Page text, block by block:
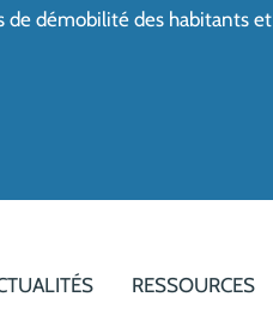
démobilité des habitants et
RESSOURCES